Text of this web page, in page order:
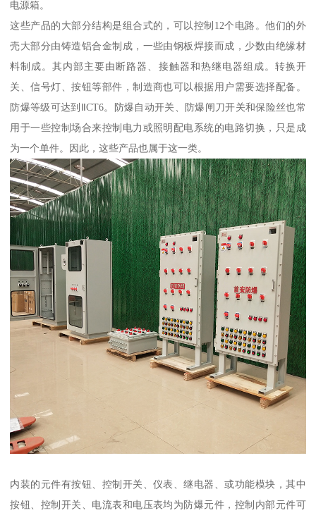
电源箱。
这些产品的大部分结构是组合式的，可以控制12个电路。他们的外
壳大部分由铸造铝合金制成，一些由钢板焊接而成，少数由绝缘材
料制成。其内部主要由断路器、接触器和热继电器组成。转换开
关、信号灯、按钮等部件，制造商也可以根据用户需要选择配备。
防爆等级可达到ⅡCT6。防爆自动开关、防爆闸刀开关和保险丝也常
用于一些控制场合来控制电力或照明配电系统的电路切换，只是成
为一个单件。因此，这些产品也属于这一类。
内装的元件有按钮、控制开关、仪表、继电器、或功能模块，其中
按钮、控制开关、电流表和电压表均为防爆元件，控制内部元件可